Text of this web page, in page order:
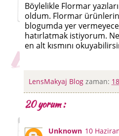
Böylelikle Flormar
oldum. Flormar
blogumda yer
hatırlatmak istiyorum.
en alt kısmını
LensMakyaj Blog zaman:
20 yorum :
Unknown 10